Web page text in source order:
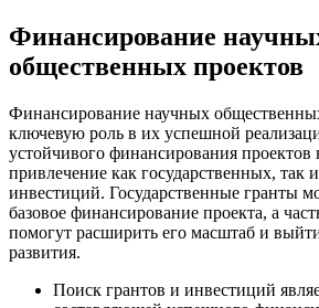
Финансирование
общественных проектов
Финансирование научных
ключевую роль в их успешной
устойчивого финансирования проектов
привлечение как государственных, так
инвестиций. Государственные гранты
базовое финансирование проекта, а
помогут расширить его масштаб и
развития.
Поиск грантов и инвестиций